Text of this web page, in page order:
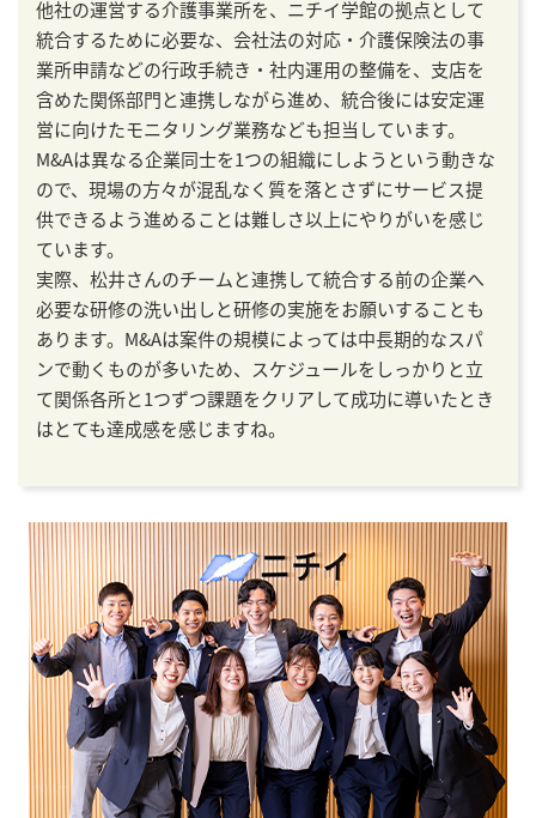
他社の運営する介護事業所を、ニチイ学館の拠点として
統合するために必要な、会社法の対応・介護保険法の事
業所申請などの行政手続き・社内運用の整備を、支店を
含めた関係部門と連携しながら進め、統合後には安定運
営に向けたモニタリング業務なども担当しています。
M&Aは異なる企業同士を1つの組織にしようという動きな
ので、現場の方々が混乱なく質を落とさずにサービス提
供できるよう進めることは難しさ以上にやりがいを感じ
ています。
実際、松井さんのチームと連携して統合する前の企業へ
必要な研修の洗い出しと研修の実施をお願いすることも
あります。M&Aは案件の規模によっては中長期的なスパ
ンで動くものが多いため、スケジュールをしっかりと立
て関係各所と1つずつ課題をクリアして成功に導いたとき
はとても達成感を感じますね。